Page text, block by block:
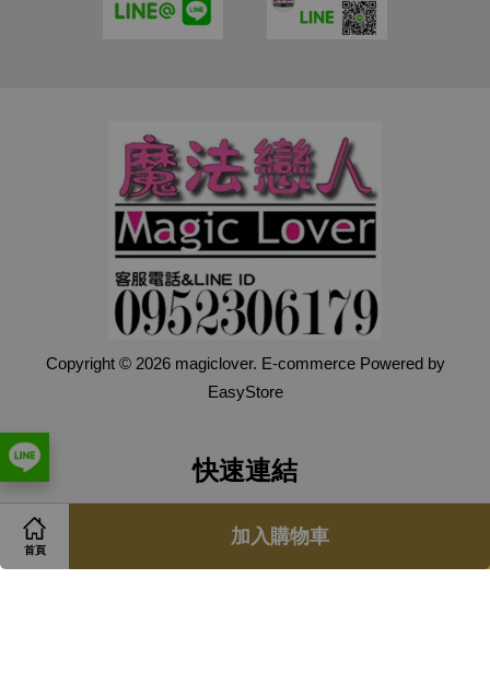
首頁
加入購物車
Copyright © 2026 magiclover. E-commerce Powered by
EasyStore
快速連結
Contact us